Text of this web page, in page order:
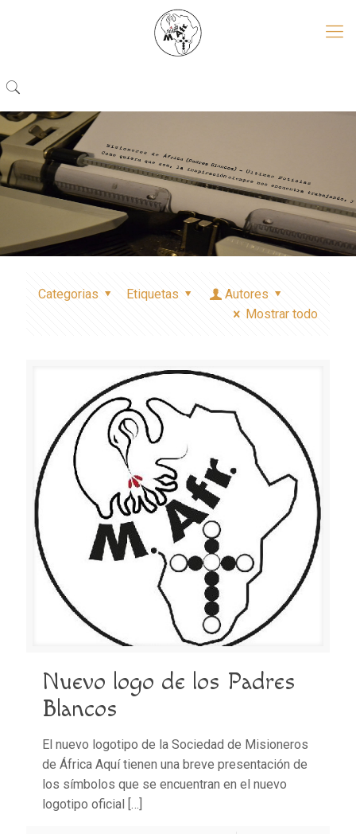
Categorias Etiquetas
Autores
Mostrar todo
Nuevo logo de los Padres
Blancos
El nuevo logotipo de la Sociedad de Misioneros
de África Aquí tienen una breve presentación de
los símbolos que se encuentran en el nuevo
logotipo oficial […]